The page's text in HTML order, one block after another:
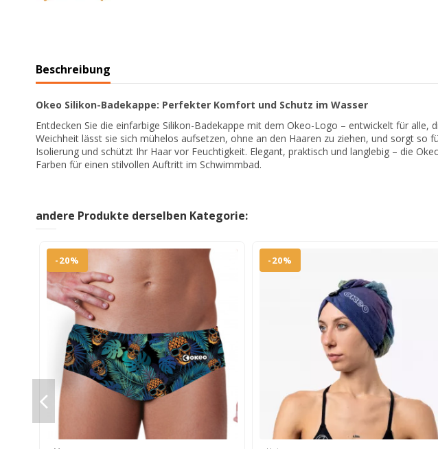
Beschreibung
Okeo Silikon-Badekappe: Perfekter Komfort und Schutz im Wasser
Entdecken Sie die einfarbige Silikon-Badekappe mit dem Okeo-Logo – entwickelt für
Weichheit lässt sie sich mühelos aufsetzen, ohne an den Haaren zu ziehen, und sorgt
Isolierung und schützt Ihr Haar vor Feuchtigkeit. Elegant, praktisch und langlebig – die
Farben für einen stilvollen Auftritt im Schwimmbad.
andere Produkte derselben Kategorie:
-20% -20%